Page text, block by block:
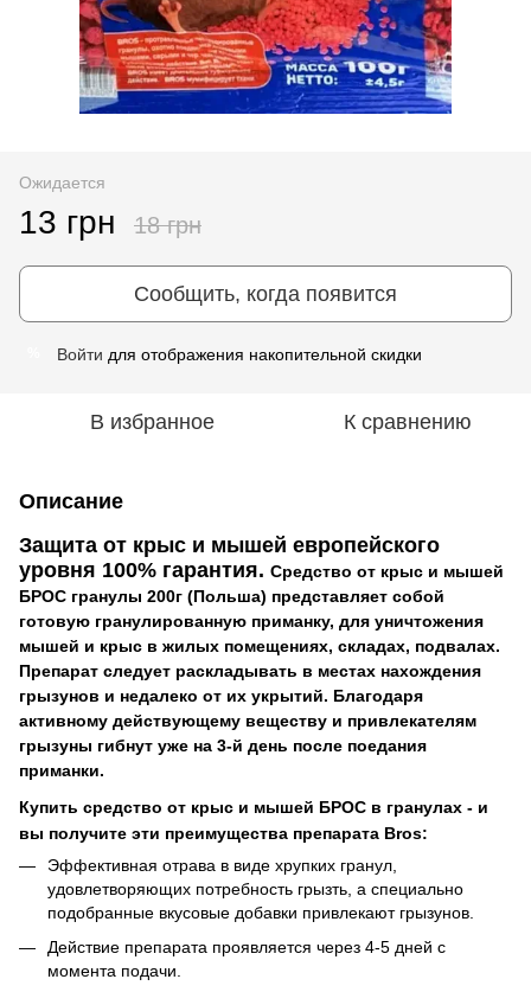
Ожидается
13 грн 18 грн
Сообщить, когда появится
Войти для отображения накопительной скидки
В избранное К сравнению
Описание
Защита от крыс и мышей европейского
уровня 100% гарантия. Средство от крыс и мышей
БРОС гранулы 200г (Польша) представляет собой
готовую гранулированную приманку, для уничтожения
мышей и крыс в жилых помещениях, складах, подвалах.
Препарат следует раскладывать в местах нахождения
грызунов и недалеко от их укрытий. Благодаря
активному действующему веществу и привлекателям
грызуны гибнут уже на 3-й день после поедания
приманки.
Купить средство от крыс и мышей БРОС в гранулах - и
вы получите эти преимущества препарата Bros:
Эффективная отрава в виде хрупких гранул,
удовлетворяющих потребность грызть, а специально
подобранные вкусовые добавки привлекают грызунов.
Действие препарата проявляется через 4-5 дней с
момента подачи.